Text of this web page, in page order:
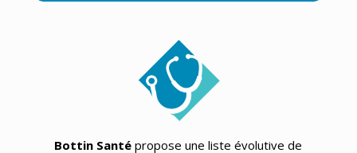
Bottin Santé propose une liste évolutive de